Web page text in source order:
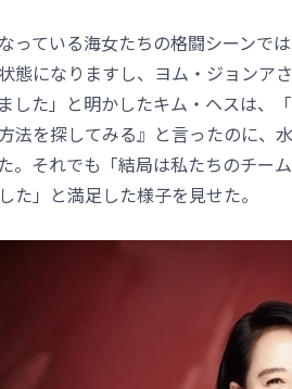
っている海女たちの格闘シーンで
態になりますし、ヨム・ジョンア
した」と明かしたキム・ヘスは、
法を探してみる』と言ったのに、
。それでも「結局は私たちのチー
た」と満足した様子を見せた。